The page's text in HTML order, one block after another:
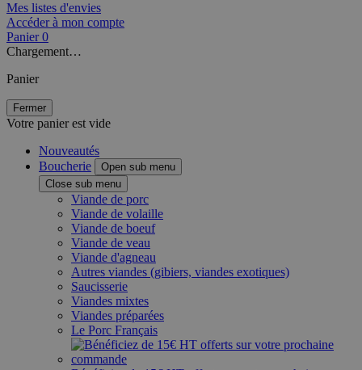
Mes listes d'envies
Accéder à mon compte
Panier 0
Chargement…
Panier
Fermer
Votre panier est vide
Nouveautés
Boucherie
Open sub menu
Close sub menu
Viande de porc
Viande de volaille
Viande de boeuf
Viande de veau
Viande d'agneau
Autres viandes (gibiers, viandes exotiques)
Saucisserie
Viandes mixtes
Viandes préparées
Le Porc Français